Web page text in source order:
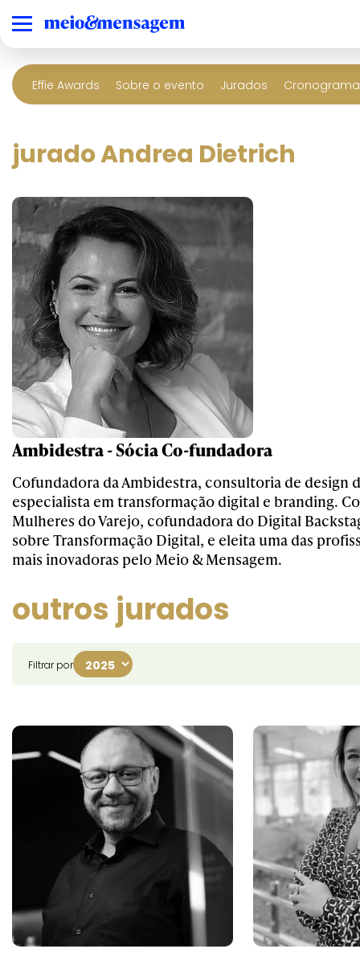
Effie Awards Sobre o evento Jurados
jurado Andrea Dietrich
Ambidestra - Sócia Co-fundadora
Cofundadora da Ambidestra, consultoria de design
especialista em transformação digital e branding.
Mulheres do Varejo, cofundadora do Digital
sobre Transformação Digital, e eleita uma das
mais inovadoras pelo Meio & Mensagem.
outros jurados
Filtrar por